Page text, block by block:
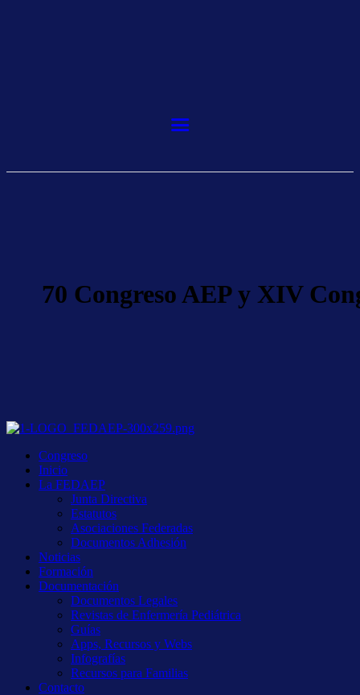
70 Congreso AEP y XIV
Congreso
Inicio
La FEDAEP
Junta Directiva
Estatutos
Asociaciones Federadas
Documentos Adhesión
Noticias
Formación
Documentación
Documentos Legales
Revistas de Enfermería Pediátrica
Guías
Apps, Recursos y Webs
Infografías
Recursos para Familias
Contacto